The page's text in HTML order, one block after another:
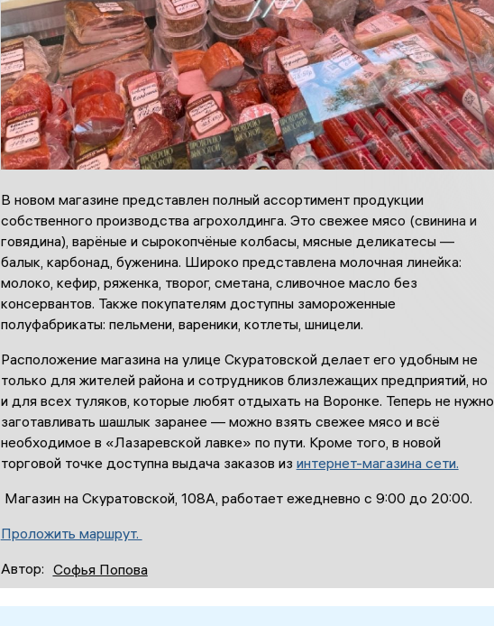
В новом магазине представлен полный ассортимент продукции
собственного производства агрохолдинга. Это свежее мясо (свинина и
говядина), варёные и сырокопчёные колбасы, мясные деликатесы —
балык, карбонад, буженина. Широко представлена молочная линейка:
молоко, кефир, ряженка, творог, сметана, сливочное масло без
консервантов. Также покупателям доступны замороженные
полуфабрикаты: пельмени, вареники, котлеты, шницели.
Расположение магазина на улице Скуратовской делает его удобным не
только для жителей района и сотрудников близлежащих предприятий, но
и для всех туляков, которые любят отдыхать на Воронке. Теперь не нужно
заготавливать шашлык заранее — можно взять свежее мясо и всё
необходимое в «Лазаревской лавке» по пути. Кроме того, в новой
торговой точке доступна выдача заказов из интернет-магазина сети.
Магазин на Скуратовской, 108А, работает ежедневно с 9:00 до 20:00.
Проложить маршрут.
Автор: Софья Попова